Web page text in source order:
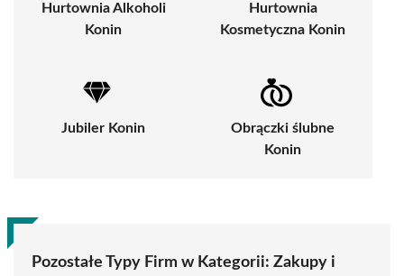
Hurtownia Alkoholi
Konin
Hurtownia
Kosmetyczna Konin
Jubiler Konin
Obrączki ślubne
Konin
Pozostałe Typy Firm w Kategorii: Zakupy i